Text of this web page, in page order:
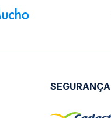
SEGURANÇA